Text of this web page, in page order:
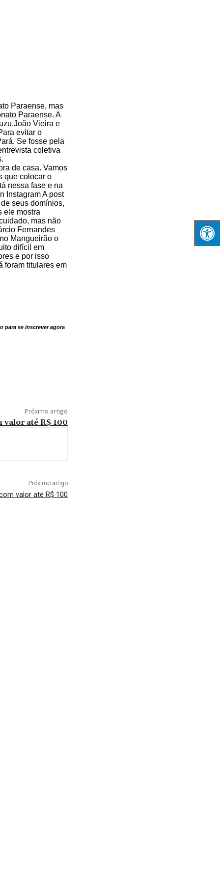
Paraense, mas
Paraense. A
Vieira e
evitar o
Se fosse pela
coletiva
de casa. Vamos
que colocar o
nessa fase e na
Instagram A post
seus domínios,
ele mostra
mas não
Fernandes
Mangueirão o
difícil em
e por isso
foram titulares em
para se inscrever agora
Próximo artigo
valor até R$ 100
Próximo artigo
valor até R$ 100